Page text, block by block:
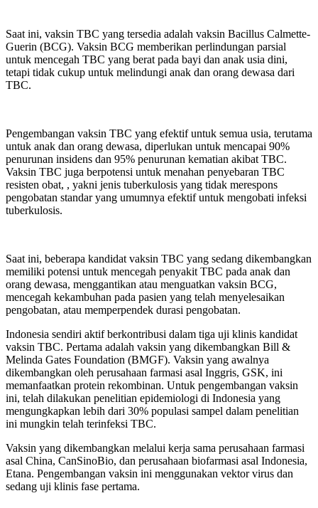
Saat ini, vaksin TBC yang tersedia adalah vaksin Bacillus Calmette-
Guerin (BCG). Vaksin BCG memberikan perlindungan parsial
untuk mencegah TBC yang berat pada bayi dan anak usia dini,
tetapi tidak cukup untuk melindungi anak dan orang dewasa dari
TBC.
Pengembangan vaksin TBC yang efektif untuk semua usia, terutama
untuk anak dan orang dewasa, diperlukan untuk mencapai 90%
penurunan insidens dan 95% penurunan kematian akibat TBC.
Vaksin TBC juga berpotensi untuk menahan penyebaran TBC
resisten obat, , yakni jenis tuberkulosis yang tidak merespons
pengobatan standar yang umumnya efektif untuk mengobati infeksi
tuberkulosis.
Saat ini, beberapa kandidat vaksin TBC yang sedang dikembangkan
memiliki potensi untuk mencegah penyakit TBC pada anak dan
orang dewasa, menggantikan atau menguatkan vaksin BCG,
mencegah kekambuhan pada pasien yang telah menyelesaikan
pengobatan, atau memperpendek durasi pengobatan.
Indonesia sendiri aktif berkontribusi dalam tiga uji klinis kandidat
vaksin TBC. Pertama adalah vaksin yang dikembangkan Bill &
Melinda Gates Foundation (BMGF). Vaksin yang awalnya
dikembangkan oleh perusahaan farmasi asal Inggris, GSK, ini
memanfaatkan protein rekombinan. Untuk pengembangan vaksin
ini, telah dilakukan penelitian epidemiologi di Indonesia yang
mengungkapkan lebih dari 30% populasi sampel dalam penelitian
ini mungkin telah terinfeksi TBC.
Vaksin yang dikembangkan melalui kerja sama perusahaan farmasi
asal China, CanSinoBio, dan perusahaan biofarmasi asal Indonesia,
Etana. Pengembangan vaksin ini menggunakan vektor virus dan
sedang uji klinis fase pertama.